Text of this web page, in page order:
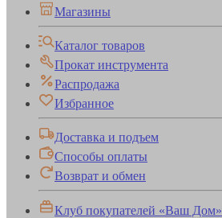
Магазины
Каталог товаров
Прокат инструмента
Распродажа
Избранное
Доставка и подъем
Способы оплаты
Возврат и обмен
Клуб покупателей «Ваш Дом»